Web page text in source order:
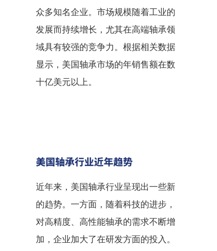
众多知名企业。市场规模随着工业的
发展而持续增长，尤其在高端轴承领
域具有较强的竞争力。根据相关数据
显示，美国轴承市场的年销售额在数
十亿美元以上。
美国轴承行业近年趋势
近年来，美国轴承行业呈现出一些新
的趋势。一方面，随着科技的进步，
对高精度、高性能轴承的需求不断增
加，企业加大了在研发方面的投入。